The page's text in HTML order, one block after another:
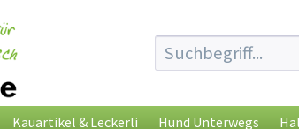
Kauartikel & Leckerli Hund Unterwegs